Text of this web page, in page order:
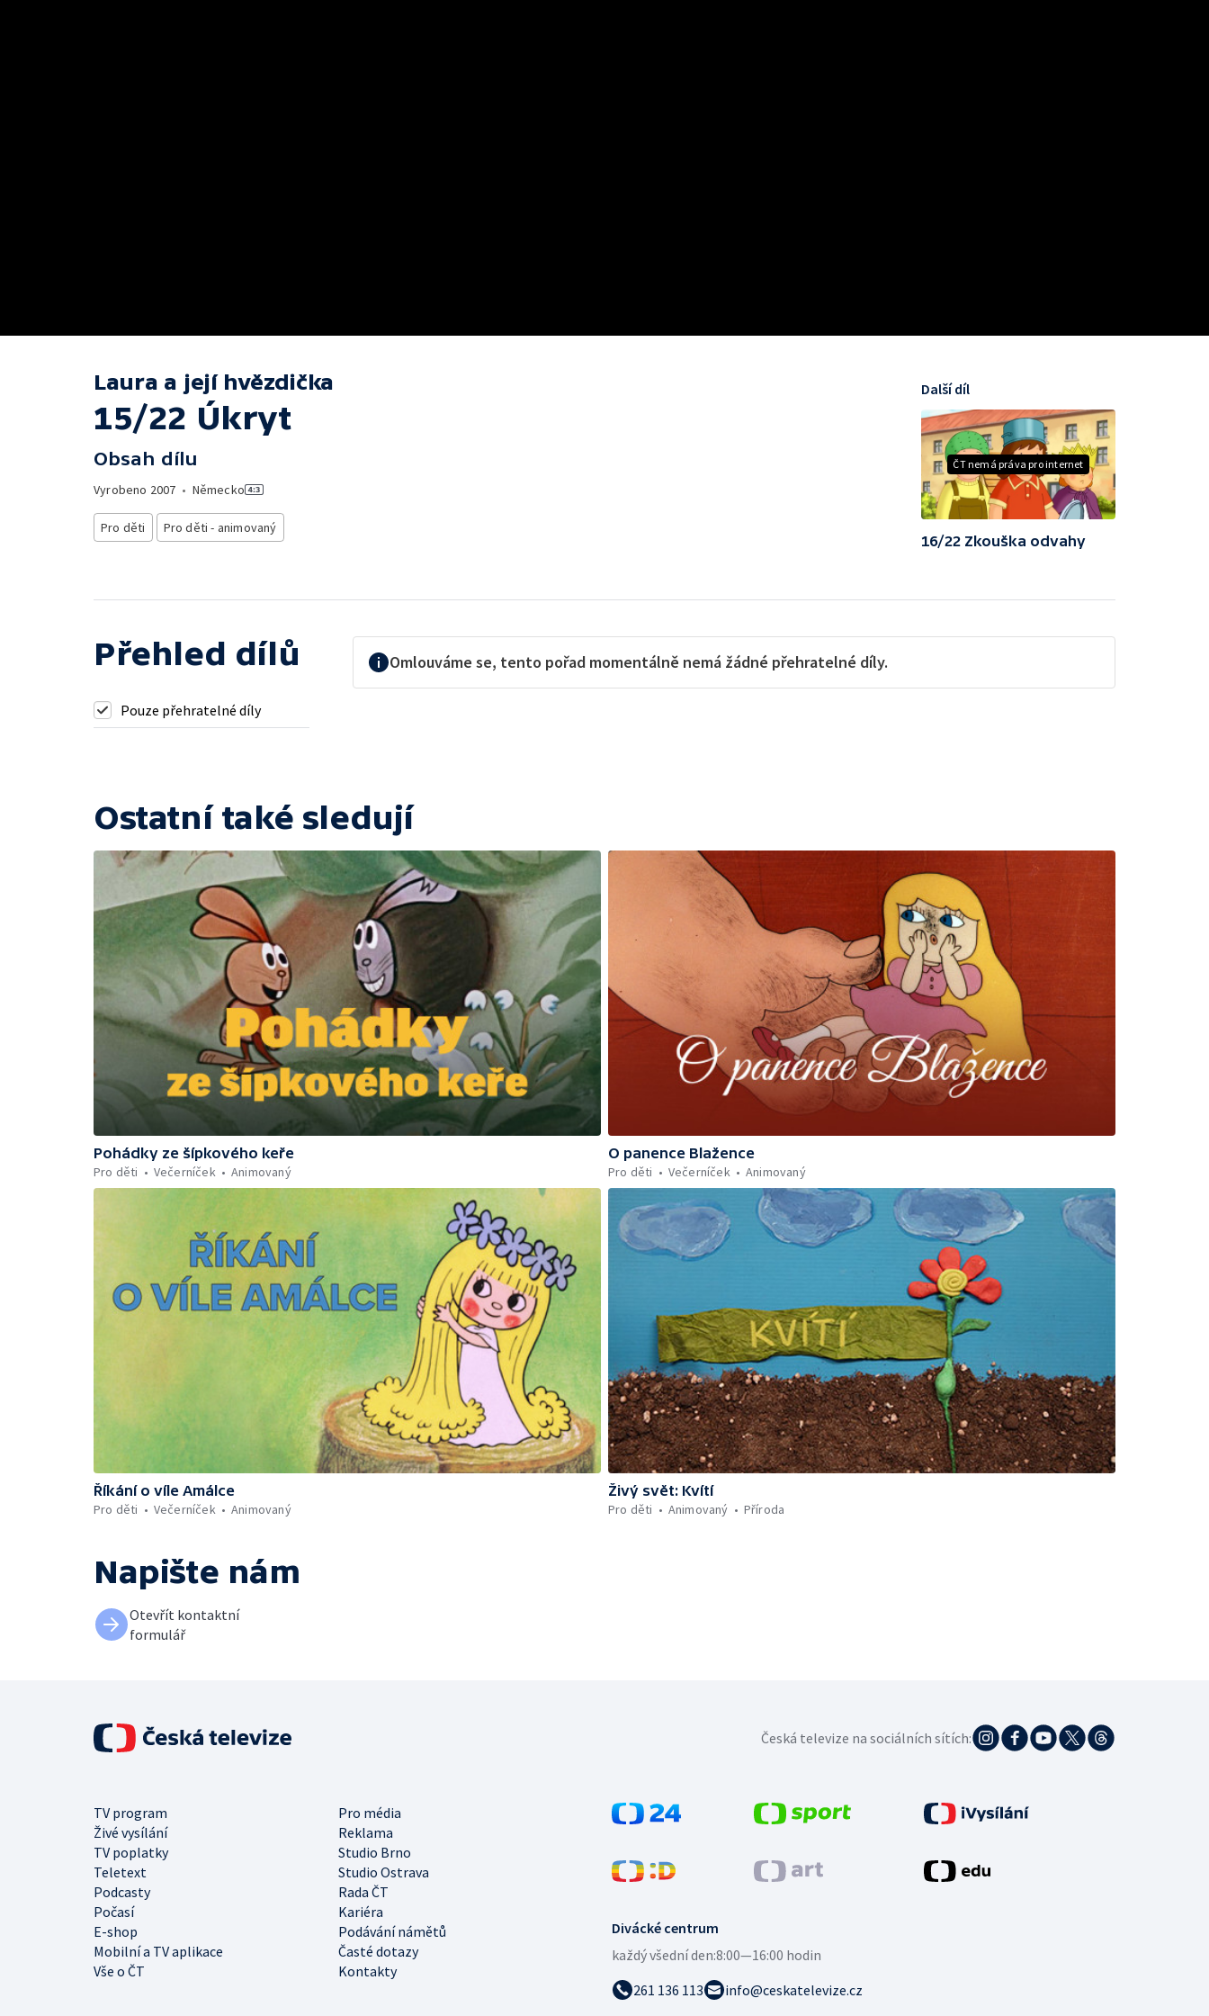
Laura a její hvězdička
15/22 Úkryt
Obsah dílu
Vyrobeno 2007 • Německo
Pro děti Pro děti - animovaný
ČT nemá práva pro internet
Další díl
16/22 Zkouška odvahy
Přehled dílů
Pouze přehratelné díly
Omlouváme se, tento pořad momentálně nemá žádné přehratelné díly.
Ostatní také sledují
Pohádky ze šípkového keře
Pro děti
Večerníček Animovaný
O panence Blažence
Pro děti
Večerníček Animovaný
Říkání o víle Amálce
Pro děti
Večerníček Animovaný
Živý svět: Kvítí
Pro děti
Animovaný Příroda
Napište nám
Otevřít kontaktní
formulář
Divácké centrum
každý všední den:8:00—16:00 hodin
261 136 113
info@ceskatelevize.cz
TV program
Pro média
Živé vysílání
Reklama
TV poplatky
Studio Brno
Teletext
Studio Ostrava
Podcasty
Rada ČT
Počasí
Kariéra
E-shop
Podávání námětů
Mobilní a TV aplikace
Časté dotazy
Vše o ČT
Kontakty
Česká televize na sociálních sítích: